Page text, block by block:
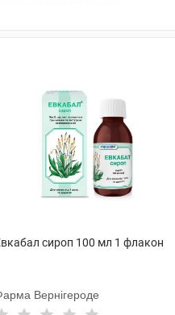
сироп 100 мл 1 флакон
Вернігероде